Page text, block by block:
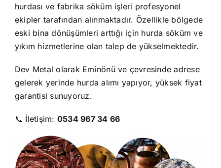
hurdası ve fabrika söküm işleri profesyonel
ekipler tarafından alınmaktadır. Özellikle bölgede
eski bina dönüşümleri arttığı için hurda söküm ve
yıkım hizmetlerine olan talep de yükselmektedir.
Dev Metal olarak Eminönü ve çevresinde adrese
gelerek yerinde hurda alımı yapıyor, yüksek fiyat
garantisi sunuyoruz.
📞 İletişim: 0534 967 34 66